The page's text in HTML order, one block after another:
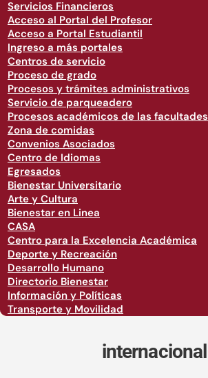
Servicios Financieros
Acceso al Portal del Profesor
Acceso a Portal Estudiantil
Ingreso a más portales
Centros de servicio
Proceso de grado
Procesos y trámites administrativos
Servicio de parqueadero
Procesos académicos de las facultades
Zona de comidas
Convenios Asociados
Centro de Idiomas
Egresados
Bienestar Universitario
Arte y Cultura
Bienestar en Linea
CASA
Centro para la Excelencia Académica
Deporte y Recreación
Desarrollo Humano
Directorio Bienestar
Información y Políticas
Transporte y Movilidad
internacional